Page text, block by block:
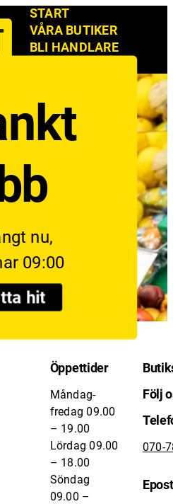
START
VÅRA BUTIKER
BLI HANDLARE
nu,
09:00
hit
Öppettider
Måndag-
fredag 09.00
– 19.00
Lördag 09.00
– 18.00
Söndag
09.00 –
Följ
070-
Epost